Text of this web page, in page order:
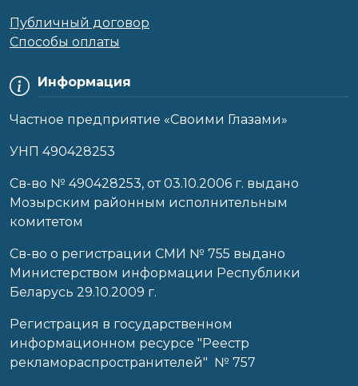
Информация
Частное предприятие «Своими Глазами»
УНП 490428253
Cв-во № 490428253, от 03.10.2006 г. выдано
Мозырским районным исполнительным
комитетом
Св-во о регистрации СМИ № 755 выдано
Министерством информации Республики
Беларусь 29.10.2009 г.
Регистрация в государственном
информационном ресурсе "Реестр
рекламораспространителей" № 757
Публичный договор
Способы оплаты